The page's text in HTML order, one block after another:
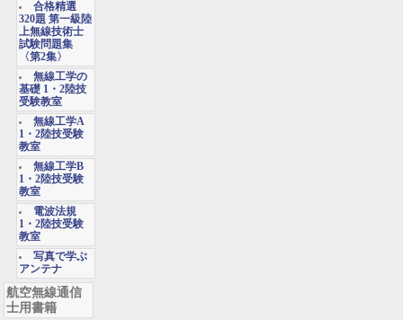
合格精選
320題 第一級陸
上無線技術士
試験問題集
〈第2集〉
無線工学の
基礎 1・2陸技
受験教室
無線工学A
1・2陸技受験
教室
無線工学B
1・2陸技受験
教室
電波法規
1・2陸技受験
教室
写真で学ぶ
アンテナ
航空無線通信
士用書籍